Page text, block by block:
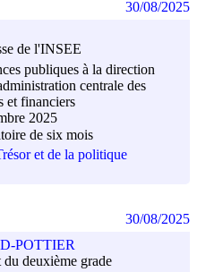
de l'INSEE
publiques à la direction
centrale des
et financiers
2025
de six mois
et de la politique
30/08/2025
POTTIER
deuxième grade
30/08/2025